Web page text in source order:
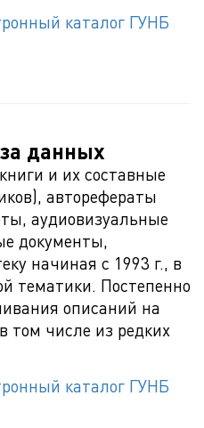
каталог ГУНБ
данных
и их составные
авторефераты
аудиовизуальные
документы,
начиная с 1993 г., в
тематики. Постепенно
описаний на
том числе из редких
каталог ГУНБ